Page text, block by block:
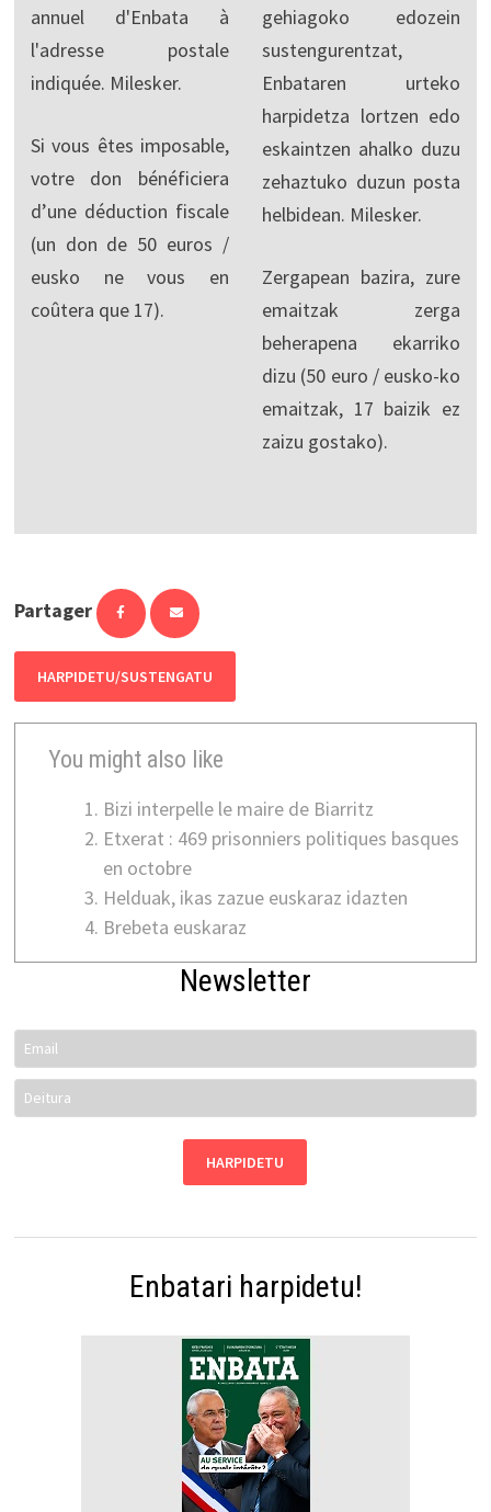
annuel d'Enbata à
l'adresse postale
indiquée. Milesker.
Si vous êtes imposable,
votre don bénéficiera
d’une déduction fiscale
(un don de 50 euros /
eusko ne vous en
coûtera que 17).
gehiagoko edozein
sustengurentzat,
Enbataren urteko
harpidetza lortzen edo
eskaintzen ahalko duzu
zehaztuko duzun posta
helbidean. Milesker.
Zergapean bazira, zure
emaitzak zerga
beherapena ekarriko
dizu (50 euro / eusko-ko
emaitzak, 17 baizik ez
zaizu gostako).
Partager
HARPIDETU/SUSTENGATU
You might also like
Bizi interpelle le maire de Biarritz
Etxerat : 469 prisonniers politiques basques
en octobre
Helduak, ikas zazue euskaraz idazten
Brebeta euskaraz
Newsletter
Enbatari harpidetu!